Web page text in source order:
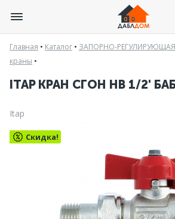
Главная • Каталог • ЗАПОРНО-
краны •
ITAP КРАН СГОН НВ 1/2'
Itap
Скидка!